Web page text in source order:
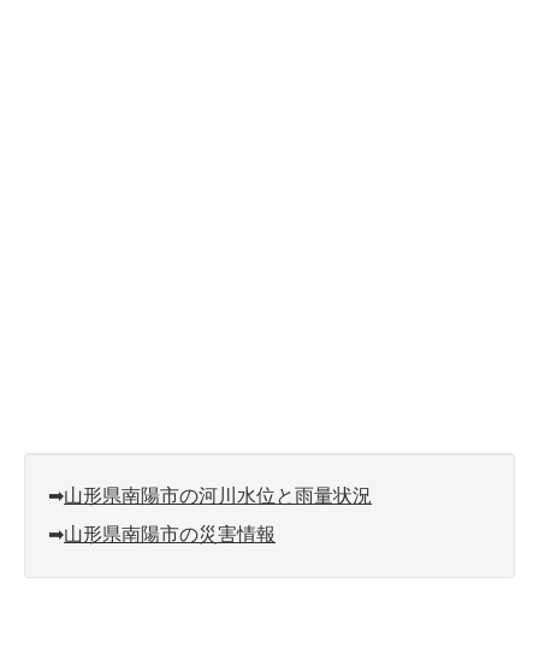
➡︎山形県南陽市の河川水位と雨量状況
➡︎山形県南陽市の災害情報